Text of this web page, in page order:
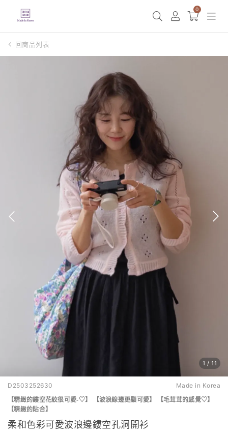
0
回商品列表
1 / 11
D2503252630 Made in Korea
【精緻的鏤空花紋很可愛-♡】 【波浪線邊更顯可愛】 【毛茸茸的感覺♡】
【精緻的貼合】
柔和色彩可愛波浪邊鏤空孔洞開衫